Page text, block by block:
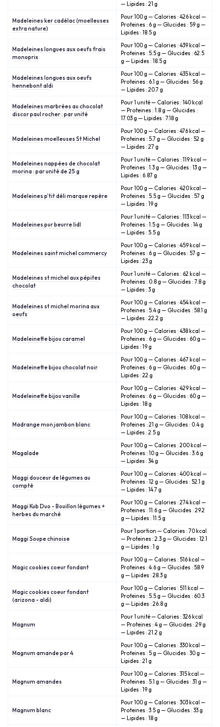
— Lipides : 21 g
Madeleines ker cadélac (moelleuses
extra nature)
Pour 100 g — Calories : 426 kcal —
Proteines : 6 g — Glucides : 59 g —
Lipides : 18.5 g
Madeleines longues aux oeufs frais
monoprix
Pour 100 g — Calories : 439 kcal —
Proteines : 5.5 g — Glucides : 62.5
g — Lipides : 18.5 g
Madeleines longues aux oeufs
hennebont aldi
Pour 100 g — Calories : 435 kcal —
Proteines : 6.1 g — Glucides : 56 g
— Lipides : 20.7 g
Madeleines marbrées au chocolat
discor paul rocher : par unité
Pour 1 unité — Calories : 140 kcal
— Proteines : 1.8 g — Glucides :
17.03 g — Lipides : 7.18 g
Madeleines moelleuses St Michel
Pour 100 g — Calories : 476 kcal —
Proteines : 5.7 g — Glucides : 52 g
— Lipides : 27 g
Madeleines nappées de chocolat
morina : par unité de 25 g
Pour 1 unité — Calories : 119 kcal —
Proteines : 1.3 g — Glucides : 13 g —
Lipides : 6.87 g
Madeleines p'tit déli marque repère
Pour 100 g — Calories : 420 kcal —
Proteines : 5.5 g — Glucides : 57 g
— Lipides : 19 g
Madeleines pur beurre lidl
Pour 1 unité — Calories : 113 kcal —
Proteines : 1.5 g — Glucides : 14 g
— Lipides : 5.5 g
Madeleines saint michel commercy
Pour 100 g — Calories : 459 kcal —
Proteines : 6 g — Glucides : 57 g —
Lipides : 23 g
Madeleines st michel aux pépites
chocolat
Pour 1 unité — Calories : 62 kcal —
Proteines : 0.8 g — Glucides : 7.8 g
— Lipides : 3 g
Madeleines st michel morina aux
oeufs
Pour 100 g — Calories : 454 kcal —
Proteines : 5.4 g — Glucides : 58.1 g
— Lipides : 22.2 g
Madeleinette bijou caramel
Pour 100 g — Calories : 438 kcal —
Proteines : 6 g — Glucides : 60 g —
Lipides : 19 g
Madeleinette bijou chocolat noir
Pour 100 g — Calories : 467 kcal —
Proteines : 6 g — Glucides : 60 g —
Lipides : 22 g
Madeleinette bijou vanille
Pour 100 g — Calories : 429 kcal —
Proteines : 6 g — Glucides : 60 g —
Lipides : 18 g
Madrange mon jambon blanc
Pour 100 g — Calories : 108 kcal —
Proteines : 21 g — Glucides : 0.4 g
— Lipides : 2.5 g
Magalade
Pour 100 g — Calories : 200 kcal —
Proteines : 10 g — Glucides : 3.6 g
— Lipides : 34 g
Maggi douceur de légumes au
compté
Pour 100 g — Calories : 400 kcal —
Proteines : 12 g — Glucides : 52.1 g
— Lipides : 14.7 g
Maggi Kub Duo - Bouillon légumes +
herbes du marché
Pour 100 g — Calories : 274 kcal —
Proteines : 11.6 g — Glucides : 29.2
g — Lipides : 11.5 g
Maggi Soupe chinoise
Pour 1 portion — Calories : 70 kcal
— Proteines : 2.3 g — Glucides : 12.1
g — Lipides : 1 g
Magic cookies coeur fondant
Pour 100 g — Calories : 516 kcal —
Proteines : 4.6 g — Glucides : 58.9
g — Lipides : 28.3 g
Magic cookies coeur fondant
(arizona - aldi)
Pour 100 g — Calories : 511 kcal —
Proteines : 5.5 g — Glucides : 60.3
g — Lipides : 26.8 g
Magnum
Pour 1 unité — Calories : 326 kcal
— Proteines : 4 g — Glucides : 29 g
— Lipides : 21.2 g
Magnum amande par 4
Pour 100 g — Calories : 330 kcal —
Proteines : 5 g — Glucides : 30 g —
Lipides : 21 g
Magnum amandes
Pour 100 g — Calories : 315 kcal —
Proteines : 5.1 g — Glucides : 31 g —
Lipides : 19 g
Magnum blanc
Pour 100 g — Calories : 303 kcal —
Proteines : 3.5 g — Glucides : 33 g
— Lipides : 18 g